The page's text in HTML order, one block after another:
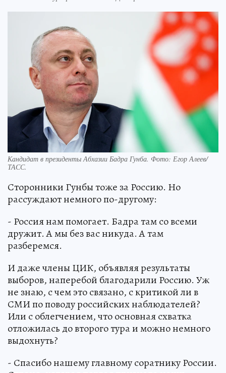
Кандидат в президенты Абхазии Бадра Гунба. Фото: Егор Алеев/
ТАСС.
Сторонники Гунбы тоже за Россию. Но
рассуждают немного по-другому:
- Россия нам помогает. Бадра там со всеми
дружит. А мы без вас никуда. А там
разберемся.
И даже члены ЦИК, объявляя результаты
выборов, наперебой благодарили Россию. Уж
не знаю, с чем это связано, с критикой ли в
СМИ по поводу российских наблюдателей?
Или с облегчением, что основная схватка
отложилась до второго тура и можно немного
выдохнуть?
- Спасибо нашему главному соратнику России.